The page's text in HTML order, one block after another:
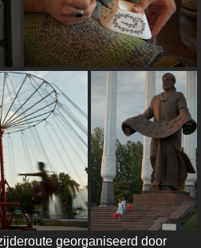
georganiseerd door